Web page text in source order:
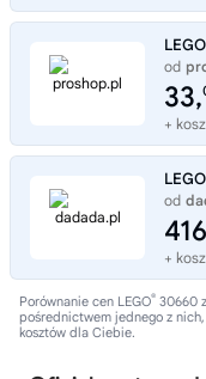
od
33,
+
od
+
Porównanie cen LEGO® 30660
pośrednictwem jednego z
kosztów dla Ciebie.